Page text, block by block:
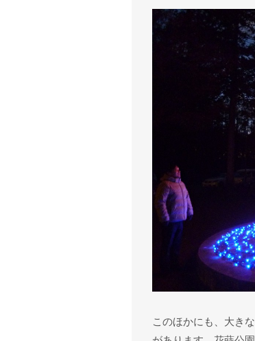
このほかにも、大き